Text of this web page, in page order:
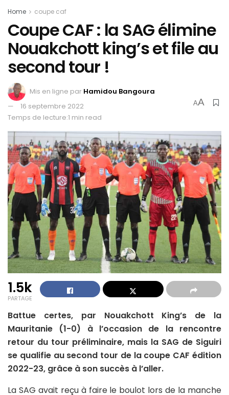
Home coupe caf
Coupe CAF : la SAG élimine
Nouakchott king’s et file au
second tour !
Mis en ligne par Hamidou Bangoura
16 septembre 2022
Temps de lecture:1 min read
AA
1.5k
PARTAGE
Battue certes, par Nouakchott King’s de la
Mauritanie (1-0) à l’occasion de la rencontre
retour du tour préliminaire, mais la SAG de Siguiri
se qualifie au second tour de la coupe CAF édition
2022-23, grâce à son succès à l’aller.
La SAG avait reçu à faire le boulot lors de la manche